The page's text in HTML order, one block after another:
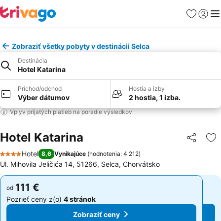
Obľúbené
Zobraziť všetky pobyty v destinácii Selca
Destinácia
Hotel Katarina
Príchod/odchod
Výber dátumov
Hostia a izby
2 hostia, 1 izba.
Vplyv prijatých platieb na poradie výsledkov
Hotel Katarina Zdieľať
4 Počet hviezdičiek
Hotel 8,6 Vynikajúce (hodnotenia: 4 212)
Ul. Mihovila Jeličića 14, 51266, Selca, Chorvátsko
od 111 €
Pozrieť ceny z(o) 4 stránok
Zobraziť ceny
od 111 €
Pozrieť ceny z(o) 4 stránok
Zobraziť ceny